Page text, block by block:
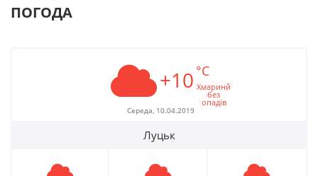
ПОГОДА
+10 °C
Хмаринй
без
опадів
Середа, 10.04.2019
Луцьк